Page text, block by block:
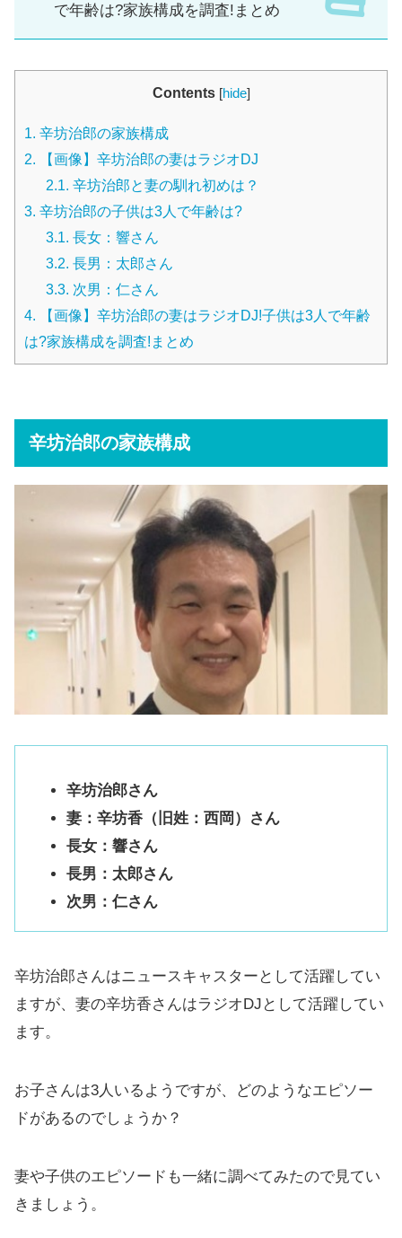
で年齢は?家族構成を調査!まとめ
Contents [hide]
1. 辛坊治郎の家族構成
2. 【画像】辛坊治郎の妻はラジオDJ
2.1. 辛坊治郎と妻の馴れ初めは？
3. 辛坊治郎の子供は3人で年齢は?
3.1. 長女：響さん
3.2. 長男：太郎さん
3.3. 次男：仁さん
4. 【画像】辛坊治郎の妻はラジオDJ!子供は3人で年齢
は?家族構成を調査!まとめ
辛坊治郎の家族構成
辛坊治郎さん
妻：辛坊香（旧姓：西岡）さん
長女：響さん
長男：太郎さん
次男：仁さん
辛坊治郎さんはニュースキャスターとして活躍してい
ますが、妻の辛坊香さんはラジオDJとして活躍してい
ます。
お子さんは3人いるようですが、どのようなエピソー
ドがあるのでしょうか？
妻や子供のエピソードも一緒に調べてみたので見てい
きましょう。